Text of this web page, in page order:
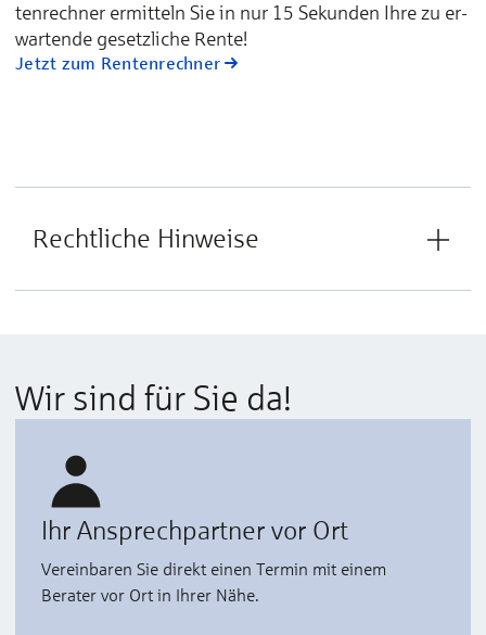
ten­rech­ner er­mit­teln Sie in nur 15 Se­kun­den Ih­re zu er­
war­ten­de ge­setz­li­che Ren­te!
Jetzt zum Rentenrechner
Rechtliche Hinweise
Wir sind für Sie da!
Ihr Ansprechpartner vor Ort
Vereinbaren Sie direkt einen Termin mit einem
Berater vor Ort in Ihrer Nähe.